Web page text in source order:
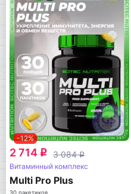
-12%
2 714 q 3 084q
Витаминный комплекс
Multi Pro Plus